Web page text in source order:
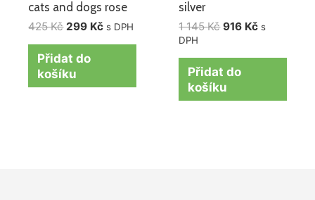
cats and dogs rose
425Kč 299 Kč s DPH
Přidat do
košíku
silver
1 145Kč 916 Kč s
DPH
Přidat do
košíku